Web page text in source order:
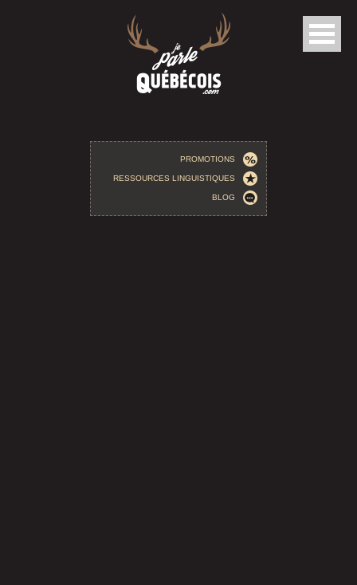
PROMOTIONS
RESSOURCES LINGUISTIQUES
BLOG